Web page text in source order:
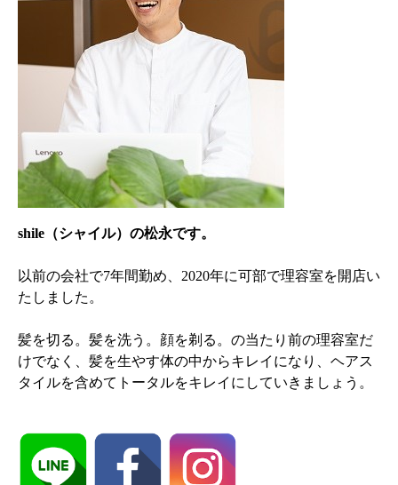
shile（シャイル）の松永です。
以前の会社で7年間勤め、2020年に可部で理容室を開店い
たしました。
髪を切る。髪を洗う。顔を剃る。の当たり前の理容室だ
けでなく、髪を生やす体の中からキレイになり、ヘアス
タイルを含めてトータルをキレイにしていきましょう。